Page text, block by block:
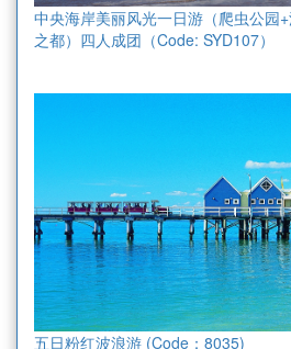
中央海岸美丽风光一日游（爬虫公园
之都）四人成团（Code: SYD107）
五日粉红波浪游 (Code：8035)